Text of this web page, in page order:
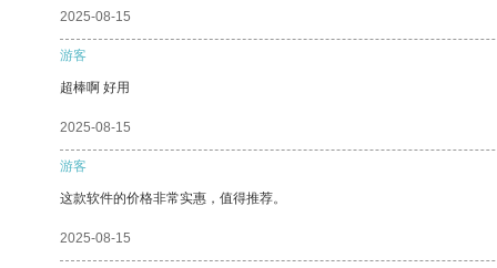
2025-08-15
游客
超棒啊 好用
2025-08-15
游客
这款软件的价格非常实惠，值得推荐。
2025-08-15